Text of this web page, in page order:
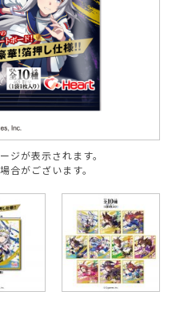
が表示されます。
合がございます。